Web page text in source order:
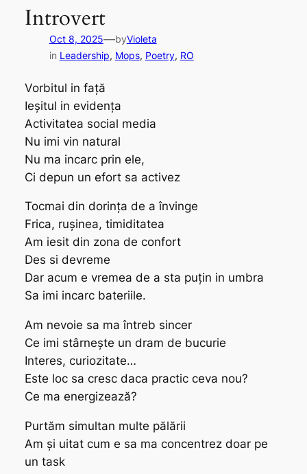
Introvert
Oct 8, 2025—byVioleta
in Leadership, Mops, Poetry, RO
Vorbitul in față
Ieșitul in evidența
Activitatea social media
Nu imi vin natural
Nu ma incarc prin ele,
Ci depun un efort sa activez
Tocmai din dorința de a învinge
Frica, rușinea, timiditatea
Am iesit din zona de confort
Des si devreme
Dar acum e vremea de a sta puțin in umbra
Sa imi incarc bateriile.
Am nevoie sa ma întreb sincer
Ce imi stârnește un dram de bucurie
Interes, curiozitate…
Este loc sa cresc daca practic ceva nou?
Ce ma energizează?
Purtăm simultan multe pălării
Am și uitat cum e sa ma concentrez doar pe
un task